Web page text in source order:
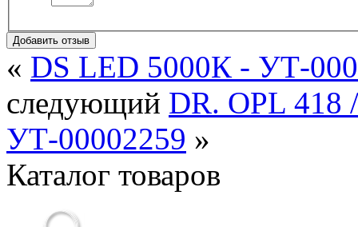
Добавить отзыв
« DS LED 5000К - УТ-
следующий DR. OPL 418
УТ-00002259 »
Каталог товаров